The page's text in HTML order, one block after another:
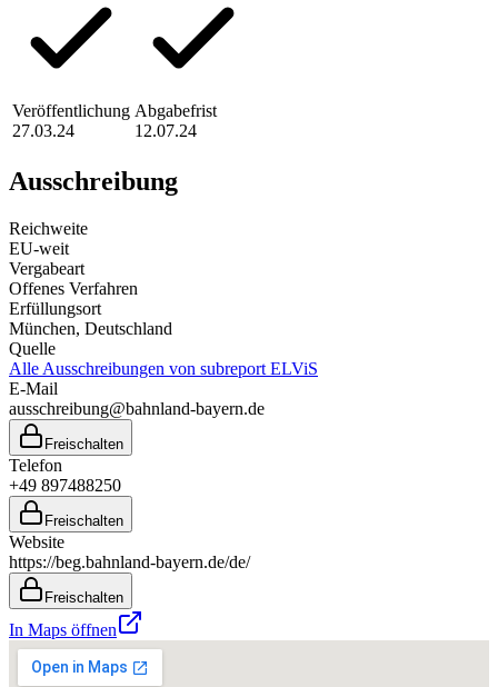
Veröffentlichung
27.03.24
Abgabefrist
12.07.24
Ausschreibung
Reichweite
EU-weit
Vergabeart
Offenes Verfahren
Erfüllungsort
München, Deutschland
Quelle
Alle Ausschreibungen von subreport ELViS
E-Mail
ausschreibung@bahnland-bayern.de
Freischalten
Telefon
+49 897488250
Freischalten
Website
https://beg.bahnland-bayern.de/de/
Freischalten
In Maps öffnen